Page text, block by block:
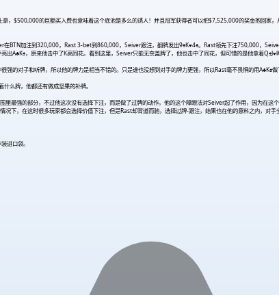
$500,000的巨额买入费也意味着这个底池是多么的诱人！并且冠军获得者可以把$7,525,000的奖金抱回家
BTN加注到320,000，Rast 3-bet到860,000，Seiver跟注，翻牌发出9♠K♥4♠。Rast领先下注750,000，
A♣K♠，原来他击中了K高同花。看到这里，Seiver只能无奈盖牌了，他也击中了同花，但可惜的是他拿着Q♠J♥
强的对子和听牌，所以他的牌力是相当不错的。只是谁也没想到对手的牌力更强，所以Rast毫不畏惧的用
么牌，他都还有做成坚果的补牌。
最强的部分，不过他这次没有选择下注，而是做了过牌的动作。他的这个障眼法对Seiver起了作用，因为在
下，在这时很多玩家都会选择价值下注，但是Rast却背道而驰，选择过牌-跟注，结果也在他的意料之内，对手
进口袋。